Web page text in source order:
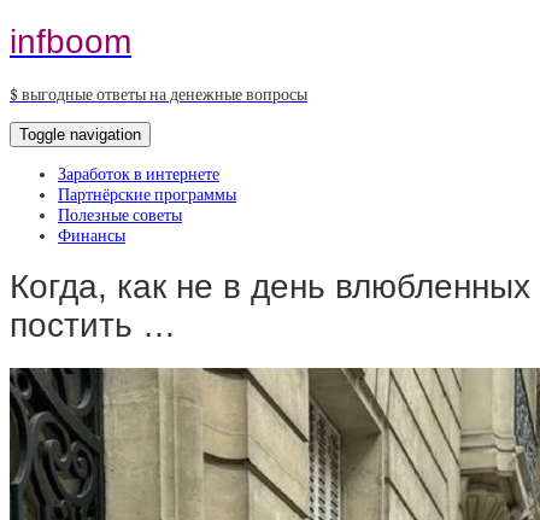
infboom
$ выгодные ответы на денежные вопросы
Toggle navigation
Заработок в интернете
Партнёрские программы
Полезные советы
Финансы
Когда, как не в день влюбленных
постить …